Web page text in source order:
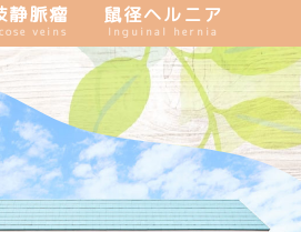
静脈瘤
veins
鼠径ヘルニア
Inguinal hernia